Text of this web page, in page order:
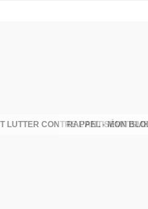
RAPPEL - MON